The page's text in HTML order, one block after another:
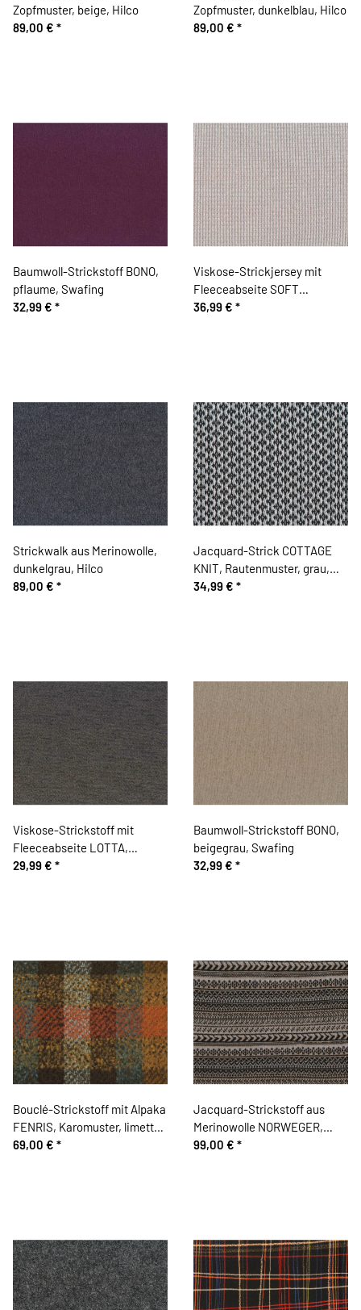
Zopfmuster, beige, Hilco
89,00 € *
Zopfmuster, dunkelblau, Hilco
89,00 € *
Baumwoll-Strickstoff BONO,
pflaume, Swafing
32,99 € *
Viskose-Strickjersey mit
Fleeceabseite SOFT
WAFFLE, hellgrau, Hilco
36,99 € *
Strickwalk aus Merinowolle,
dunkelgrau, Hilco
89,00 € *
Jacquard-Strick COTTAGE
KNIT, Rautenmuster, grau,
Albstoffe
34,99 € *
Viskose-Strickstoff mit
Fleeceabseite LOTTA,
schlammbraun meliert
29,99 € *
Baumwoll-Strickstoff BONO,
beigegrau, Swafing
32,99 € *
Bouclé-Strickstoff mit Alpaka
FENRIS, Karomuster, limette,
Hilco
69,00 € *
Jacquard-Strickstoff aus
Merinowolle NORWEGER,
Musterstreifen, grau, Hilco
99,00 € *